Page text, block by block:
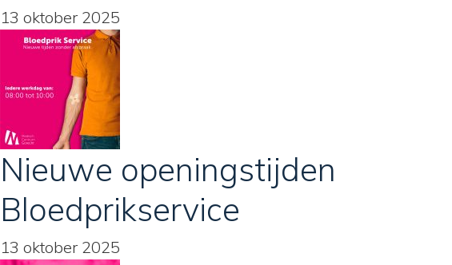
13 oktober 2025
Nieuwe openingstijden
Bloedprikservice
13 oktober 2025